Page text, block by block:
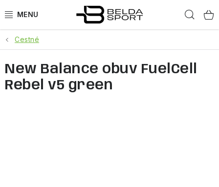
na
ŠPORTY
BEH
Cestné
New Balance obuv FuelCell
Rebel v5 green